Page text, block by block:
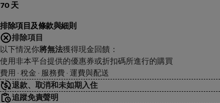
70 天
排除項目及條款與細則
排除項目
以下情況你將無法獲得現金回饋：
使用非本平台提供的優惠券或折扣碼所進行的購買
費用 · 稅金 · 服務費 · 運費與配送
退款、取消和未如期入住
追蹤免責聲明